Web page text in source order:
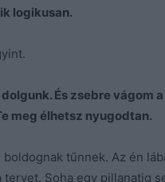
logikusan.
dolgunk. És zsebre vágom
meg élhetsz nyugodtan.
tűnnek. Az én
tervet. Soha egy pillanatig